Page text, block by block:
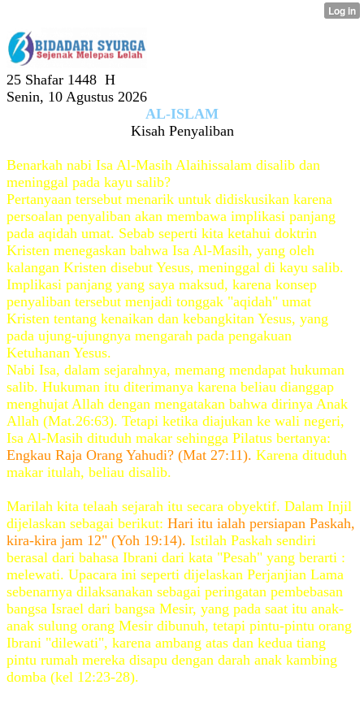
25 Shafar 1448 H
Senin, 10 Agustus 2026
AL-ISLAM
Kisah Penyaliban
Benarkah nabi Isa Al-Masih Alaihissalam disalib dan
meninggal pada kayu salib?
Pertanyaan tersebut menarik untuk didiskusikan karena
persoalan penyaliban akan membawa implikasi panjang
pada aqidah umat. Sebab seperti kita ketahui doktrin
Kristen menegaskan bahwa Isa Al-Masih, yang oleh
kalangan Kristen disebut Yesus, meninggal di kayu salib.
Implikasi panjang yang saya maksud, karena konsep
penyaliban tersebut menjadi tonggak "aqidah" umat
Kristen tentang kenaikan dan kebangkitan Yesus, yang
pada ujung-ujungnya mengarah pada pengakuan
Ketuhanan Yesus.
Nabi Isa, dalam sejarahnya, memang mendapat hukuman
salib. Hukuman itu diterimanya karena beliau dianggap
menghujat Allah dengan mengatakan bahwa dirinya Anak
Allah (Mat.26:63). Tetapi ketika diajukan ke wali negeri,
Isa Al-Masih dituduh makar sehingga Pilatus bertanya:
Engkau Raja Orang Yahudi? (Mat 27:11). Karena dituduh
makar itulah, beliau disalib.
Marilah kita telaah sejarah itu secara obyektif. Dalam Injil
dijelaskan sebagai berikut: Hari itu ialah persiapan Paskah,
kira-kira jam 12" (Yoh 19:14). Istilah Paskah sendiri
berasal dari bahasa Ibrani dari kata "Pesah" yang berarti :
melewati. Upacara ini seperti dijelaskan Perjanjian Lama
sebenarnya dilaksanakan sebagai peringatan pembebasan
bangsa Israel dari bangsa Mesir, yang pada saat itu anak-
anak sulung orang Mesir dibunuh, tetapi pintu-pintu orang
Ibrani "dilewati", karena ambang atas dan kedua tiang
pintu rumah mereka disapu dengan darah anak kambing
domba (kel 12:23-28).